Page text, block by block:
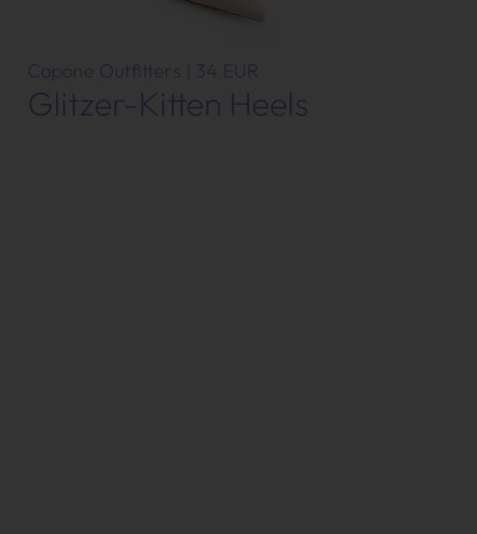
Glitzer-Kitten Heels
Capone Outfitters | 34 EUR